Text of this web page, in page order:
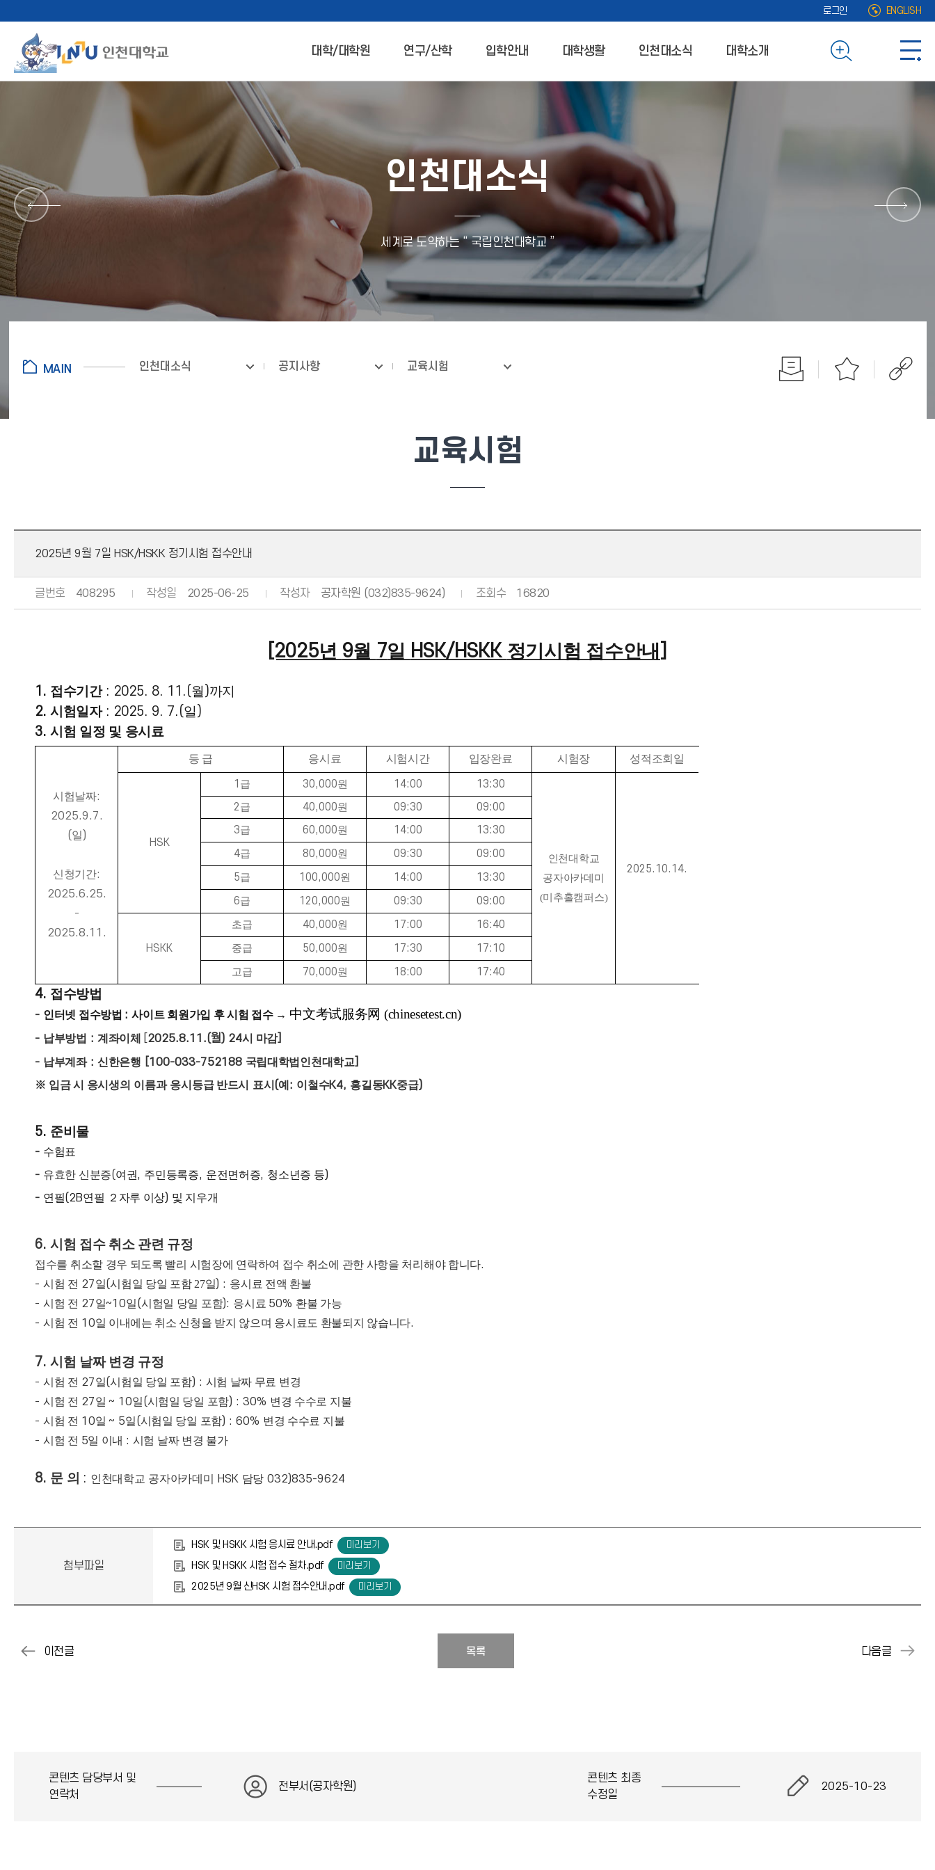
로그인 ENGLISH
대학/대학원 연구/산학 입학안내 대학생활 인천대소식 대학소개
인천대소식
세계로 도약하는 “ 국립인천대학교 ”
인천대소식 공지사항 교육시험
교육시험
2025년 9월 7일 HSK/HSKK 정기시험 접수안내
글번호 408295 작성일 2025-06-25 작성자 공자학원 (032)835-9624) 조회수 16820
[2025년 9월 7일 HSK/HSKK 정기시험 접수안내
1. 접수기간 : 2025. 8. 11 .(월 )까지
2. 시험일자 : 2025. 9. 7.(일 )
3. 시험 일정 및 응시료
시험날짜:
2025.9.7.
(일 )
신청기간:
2025.6.25.
-
2025.8.11.
등 급 응시료 시험시간 입장완료 시험장 성적조회일
HSK
1 급 30,000원 14:00 13:30
인천대학교
공자아카데미
(미추홀캠퍼스)
2025.10.14.
2급 40,000원 09:30
09:00
3급 60,000원 14:00
13:30
4급 80,000원 09:30
09:00
5급 100,000원 14:00
13:30
6급 120,000원 09:30 09:00
HSKK
초급 40,000원 17:00 16:40
중급 50,000원 17:30 17:10
고급 70,000원 18:00 17:40
4. 접수방법
- 인터넷 접수방법 :사이트 회원가입 후 시험 접수 → 中文考试服务网 (chinesetest.cn)
- 납부방법 : 계좌이체 2025.8.11.(월) 24시 마감]
- 납부계좌: 신한은행 [100-033-752188 국립대학법인천대학교
※ 입금 시 응시생의 이름과 응시등급 반드시 표시 (예 : 이철수K4, 홍길동KK중급)
5. 준비물
- 수험표
- 유효한 신분증(여권, 주민등록증, 운전면허증, 청소년증 등)
- 연필(2B연필 ２ 자루 이상) 및 지우개
6. 시험 접수 취소 관련 규정
접수를 취소할 경우 되도록 빨리 시험장에 연락하여 접수 취소에 관한 사항을 처리해야 합니다.
- 시험 전 27일(시험일 당일 포함 27일) : 응시료 전액 환불
- 시험 전 27일~10일(시 험일 당일 포함): 응시료 50% 환불 가능
- 시험 전 10일 이내에는 취소 신청을 받지 않으며 응시료도 환불되지 않습니다.
7. 시험 날짜 변경 규정
- 시험 전 27일(시 험일 당일 포함) : 시험 날짜 무료 변경
- 시험 전 27일 ~ 10일(시 험일 당일 포함) : 30% 변경 수수로 지불
- 시험 전 10일 ~ 5일(시 험일 당일 포함) : 60% 변경 수수료 지불
- 시험 전 5일 이내 : 시험 날짜 변경 불가
8. 문 의 : 인천대학교 공자아카데미 HSK 담당032)835-9624
첨부파일
HSK 및 HSKK 시험 응시료 안내.pdf
HSK 및 HSKK 시험 접수 절차.pdf
2025년 9월 신HSK 시험 접수안내.pdf
목록
콘텐츠 담당부서 및
연락처
전부서(공자학원)
콘텐츠 최종
수정일
2025-10-23